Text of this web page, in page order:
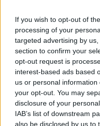
If you wish to opt-out of
processing of your
targeted advertising by
section to confirm your
opt-out request is
interest-based ads based
us or personal
your opt-out. You may
disclosure of your
IAB’s list of downstream
also be disclosed by us to
Ähnliche Rezepte
Frühstücks
Leicht
Omelett mit
Leicht